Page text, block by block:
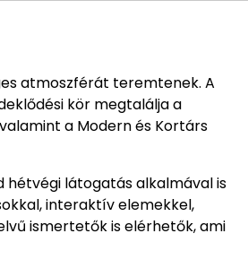
atmoszférát teremtenek. A
kör megtalálja a
a Modern és Kortárs
látogatás alkalmával is
interaktív elemekkel,
ismertetők is elérhetők, ami